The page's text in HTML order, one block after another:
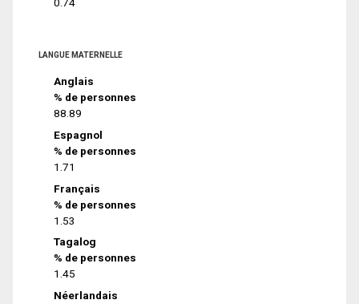
LANGUE MATERNELLE
Anglais
% de personnes
88.89
Espagnol
% de personnes
1.71
Français
% de personnes
1.53
Tagalog
% de personnes
1.45
Néerlandais